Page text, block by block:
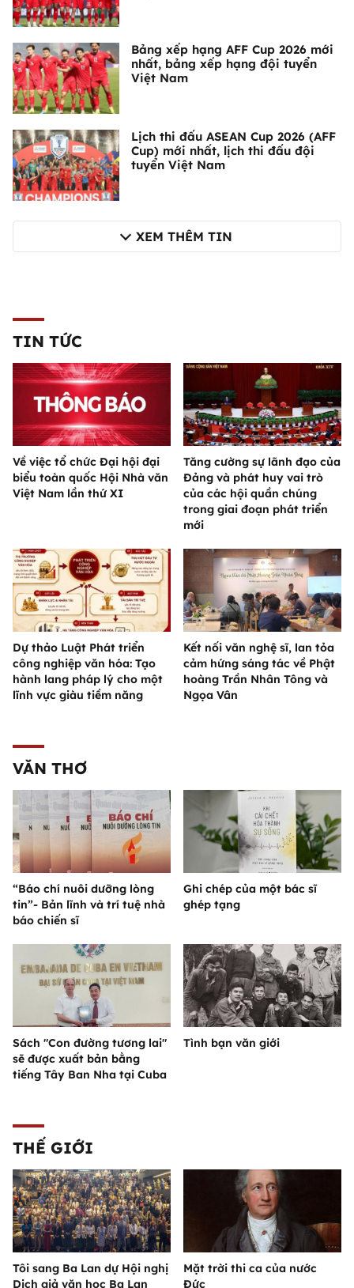
Bảng xếp hạng AFF Cup 2026 mới
nhất, bảng xếp hạng đội tuyển
Việt Nam
Lịch thi đấu ASEAN Cup 2026 (AFF
Cup) mới nhất, lịch thi đấu đội
tuyển Việt Nam
XEM THÊM TIN
TIN TỨC
Về việc tổ chức Đại hội đại
biểu toàn quốc Hội Nhà văn
Việt Nam lần thứ XI
Tăng cường sự lãnh đạo của
Đảng và phát huy vai trò
của các hội quần chúng
trong giai đoạn phát triển
mới
Dự thảo Luật Phát triển
công nghiệp văn hóa: Tạo
hành lang pháp lý cho một
lĩnh vực giàu tiềm năng
Kết nối văn nghệ sĩ, lan tỏa
cảm hứng sáng tác về Phật
hoàng Trần Nhân Tông và
Ngọa Vân
VĂN THƠ
“Báo chí nuôi dưỡng lòng
tin”- Bản lĩnh và trí tuệ nhà
báo chiến sĩ
Ghi chép của một bác sĩ
ghép tạng
Sách "Con đường tương lai"
sẽ được xuất bản bằng
tiếng Tây Ban Nha tại Cuba
Tình bạn văn giới
THẾ GIỚI
Tôi sang Ba Lan dự Hội nghị
Dịch giả văn học Ba Lan
Mặt trời thi ca của nước
Đức